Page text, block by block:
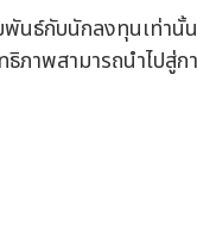
นธ์กับนักลงทุนเท่านั้
ภาพสามารถนำไปสู่ก